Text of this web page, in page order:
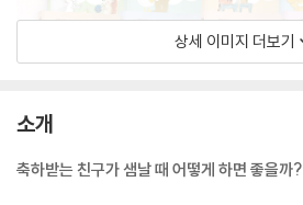
상세 이미지 더보기
소개
축하받는 친구가 샘날 때 어떻게 하면 좋을까?